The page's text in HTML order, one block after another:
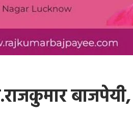
बाजपेयी,